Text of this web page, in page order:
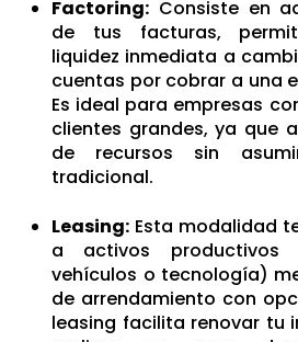
Factoring: Consiste en
de tus facturas,
liquidez inmediata a
cuentas por cobrar a una
Es ideal para empresas
clientes grandes, ya que
de recursos sin
tradicional.
Leasing: Esta modalidad
a activos productivos
vehículos o tecnología)
de arrendamiento con
leasing facilita renovar tu